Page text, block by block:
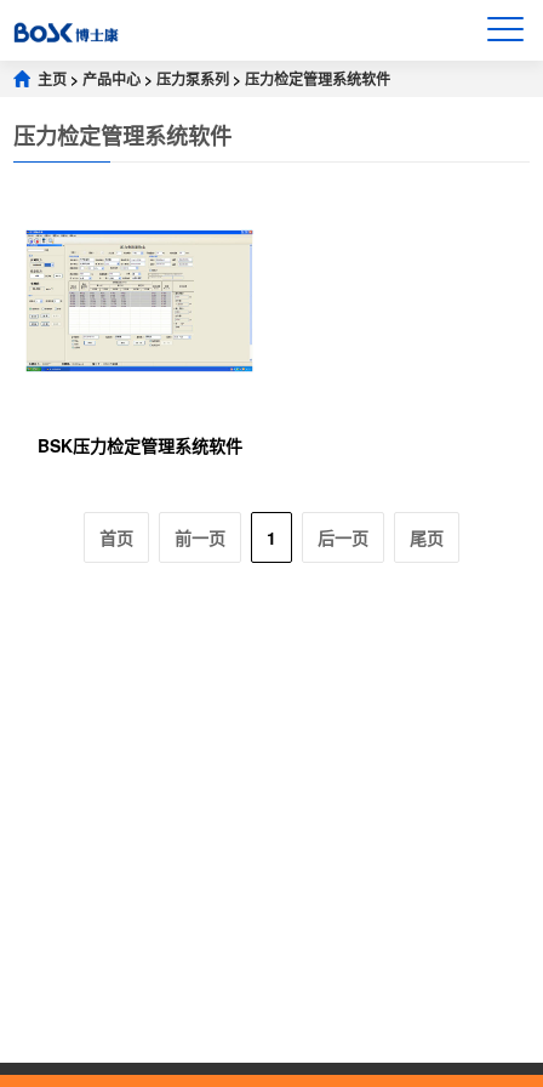
主页 >产品中心 >压力泵系列 >压力检定管理系统软件
压力检定管理系统软件
BSK压力检定管理系统软件
首页 前一页 1 后一页 尾页